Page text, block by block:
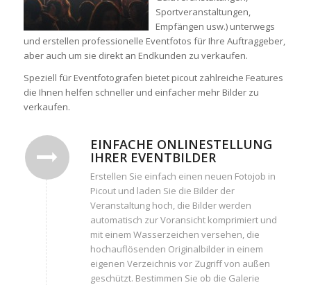
Sportveranstaltungen,
Empfängen usw.) unterwegs
und erstellen professionelle Eventfotos für Ihre Auftraggeber,
aber auch um sie direkt an Endkunden zu verkaufen.
Speziell für Eventfotografen bietet picout zahlreiche Features
die Ihnen helfen schneller und einfacher mehr Bilder zu
verkaufen.
EINFACHE ONLINESTELLUNG
IHRER EVENTBILDER
Erstellen Sie einfach einen neuen Fotojob in
Picout und laden Sie die Bilder der
Veranstaltung hoch, die Bilder werden
automatisch zur Voransicht komprimiert und
mit einem Wasserzeichen versehen, die
hochauflösenden Originalbilder in einem
eigenen Verzeichnis vor Zugriff von außen
geschützt. Bestimmen Sie ob die Galerie